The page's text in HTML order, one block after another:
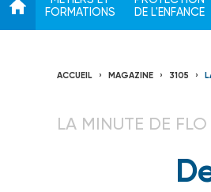
FORMATIONS
DE L'ENFANCE
ACCUEIL MAGAZINE 3105
LA MINUTE DE FLO